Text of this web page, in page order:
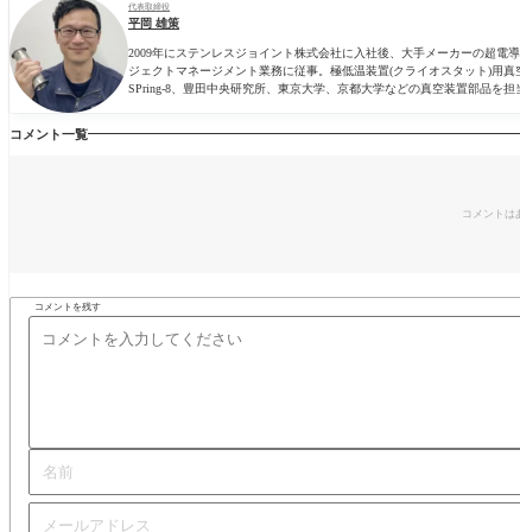
代表取締役
平岡 雄策
2009年にステンレスジョイント株式会社に入社後、大手メーカーの超電
ジェクトマネージメント業務に従事。極低温装置(クライオスタット)用
SPring-8、豊田中央研究所、東京大学、京都大学などの真空装置部品を担
コメント一覧
コメントは
コメントを残す